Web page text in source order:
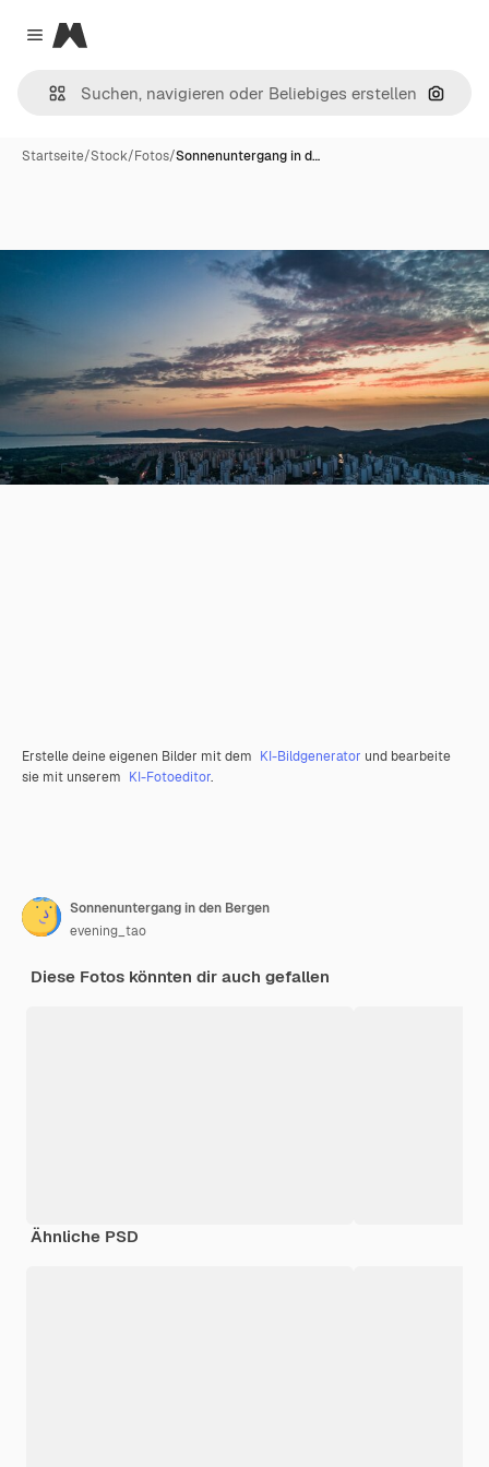
Close menu
Magnific
Nach
Startseite/Stock/Fotos/Sonnenuntergang in d…
Erstelle deine eigenen Bilder mit dem KI-Bildgenerator und bearbeite
sie mit unserem KI-Fotoeditor.
Sonnenuntergang in den Bergen
evening_tao
Diese Fotos könnten dir auch gefallen
Ähnliche PSD